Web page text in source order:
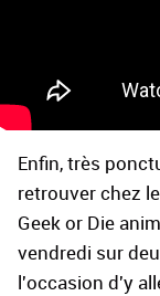
Enfin, très
retrouver chez
Geek or Die
vendredi sur
l'occasion d'y